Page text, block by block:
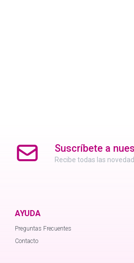
Suscríbete a
Recibe todas las
AYUDA
Preguntas Frecuentes
Contacto